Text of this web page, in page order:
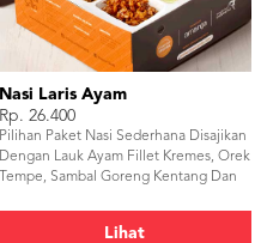
Nasi Laris Ayam
Rp. 26.400
Pilihan Paket Nasi Sederhana Disajikan
Dengan Lauk Ayam Fillet Kremes, Orek
Tempe, Sambal Goreng Kentang Dan
Lihat